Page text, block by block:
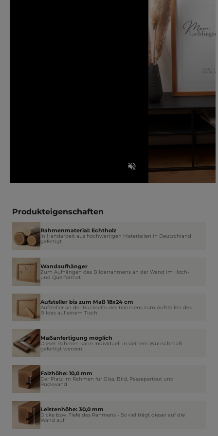
Produkteigenschaften
Rahmenmaterial: Echtholz
In Handarbeit aus hochwertigen Materialien in Deutschland
gefertigt
Wandaufhänger
Zum Aufhängen des Bilderrahmens an der Wand im Hoch-
und Querformat
Aufsteller bis zum Maß 18x24 cm
Aufsteller an der Rückseite des Rahmens zum Aufstellen des
Bildes auf einem Tisch
Maßanfertigung möglich
Dieser Rahmen kann individuell in deinem Wunschmaß
gefertigt werden
Falzhöhe: 10,0 mm
Der Platz im Rahmen für Glas, Bild, Passepartout und
Rückwand
Leistenhöhe: 30,0 mm
Dicke bzw. Tiefe des Rahmens - So viel trägt dieser auf die
Wand auf